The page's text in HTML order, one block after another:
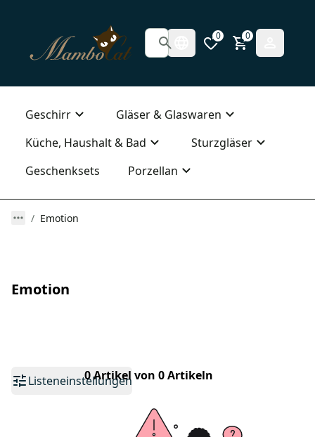
0 0
Geschirr
Gläser & Glaswaren
Küche, Haushalt & Bad
Sturzgläser
Geschenksets
Porzellan
Emotion
Emotion
Listeneinstellungen0 Artikel von 0 Artikeln